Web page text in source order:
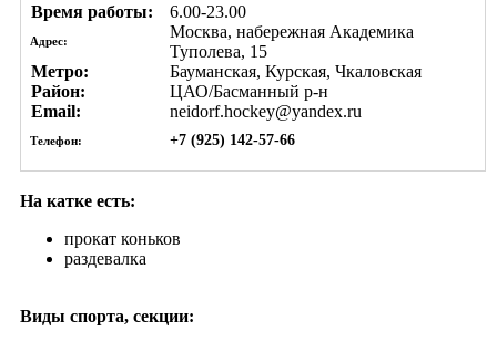
Время работы:
6.00-23.00
Адрес:
Москва, набережная Академика
Туполева, 15
Метро:
Бауманская, Курская, Чкаловская
Район:
ЦАО/Басманный р-н
Email:
neidorf.hockey@yandex.ru
Телефон: +7 (925) 142-57-66
На катке есть:
прокат коньков
раздевалка
Виды спорта, секции: